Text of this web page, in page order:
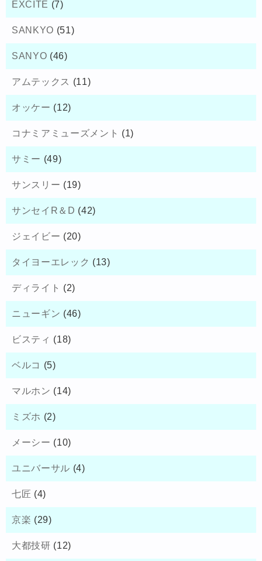
EXCITE (7)
SANKYO (51)
SANYO (46)
アムテックス (11)
オッケー (12)
コナミアミューズメント (1)
サミー (49)
サンスリー (19)
サンセイR＆D (42)
ジェイビー (20)
タイヨーエレック (13)
ディライト (2)
ニューギン (46)
ビスティ (18)
ベルコ (5)
マルホン (14)
ミズホ (2)
メーシー (10)
ユニバーサル (4)
七匠 (4)
京楽 (29)
大都技研 (12)